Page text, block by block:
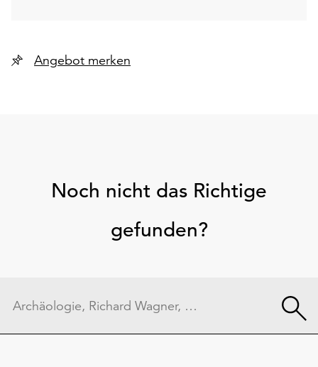
Angebot merken
Noch nicht das Richtige
gefunden?